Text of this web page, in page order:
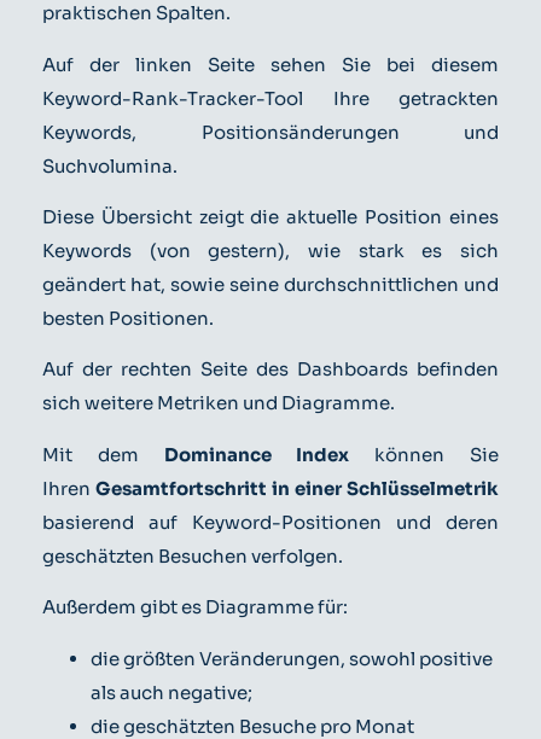
praktischen Spalten.
Auf der linken Seite sehen Sie bei diesem
Keyword-Rank-Tracker-Tool Ihre getrackten
Keywords, Positionsänderungen und
Suchvolumina.
Diese Übersicht zeigt die aktuelle Position eines
Keywords (von gestern), wie stark es sich
geändert hat, sowie seine durchschnittlichen und
besten Positionen.
Auf der rechten Seite des Dashboards befinden
sich weitere Metriken und Diagramme.
Mit dem Dominance Index können Sie
Ihren Gesamtfortschritt in einer Schlüsselmetrik
basierend auf Keyword-Positionen und deren
geschätzten Besuchen verfolgen.
Außerdem gibt es Diagramme für:
die größten Veränderungen, sowohl positive
als auch negative;
die geschätzten Besuche pro Monat